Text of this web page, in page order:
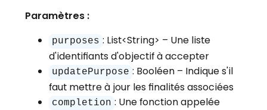
Paramètres :
purposes : List<String> – Une liste
d'identifiants d'objectif à accepter
updatePurpose : Booléen – Indique s'il
faut mettre à jour les finalités associées
completion : Une fonction appelée